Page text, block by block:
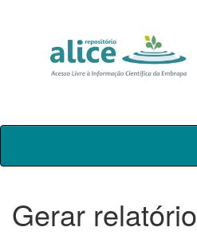
Skip
Gerar relatório